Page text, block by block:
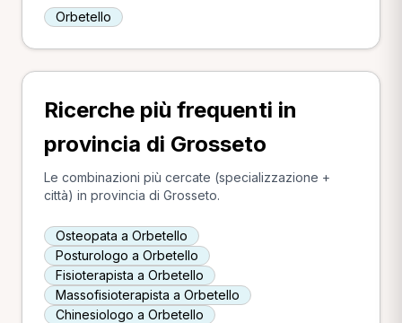
Orbetello
Ricerche più frequenti in
provincia di Grosseto
Le combinazioni più cercate (specializzazione +
città) in provincia di Grosseto.
Osteopata a Orbetello
Posturologo a Orbetello
Fisioterapista a Orbetello
Massofisioterapista a Orbetello
Chinesiologo a Orbetello